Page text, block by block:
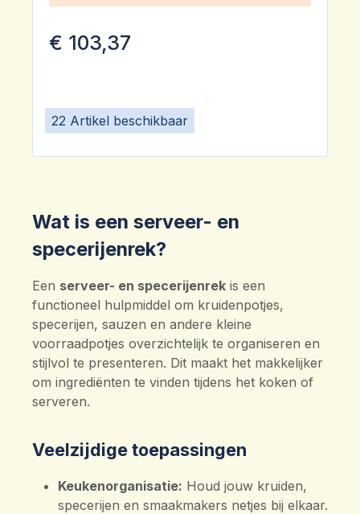
22 Artikel beschikbaar
€ 103,37
Wat is een serveer- en
specerijenrek?
Een serveer- en specerijenrek is een
functioneel hulpmiddel om kruidenpotjes,
specerijen, sauzen en andere kleine
voorraadpotjes overzichtelijk te organiseren en
stijlvol te presenteren. Dit maakt het makkelijker
om ingrediënten te vinden tijdens het koken of
serveren.
Veelzijdige toepassingen
Keukenorganisatie: Houd jouw kruiden,
specerijen en smaakmakers netjes bij elkaar.